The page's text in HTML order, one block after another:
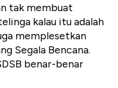
tak membuat
kalau itu adalah
memplesetkan
Segala Bencana.
benar-benar